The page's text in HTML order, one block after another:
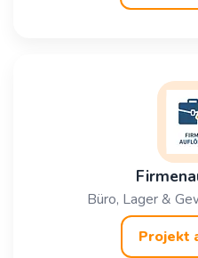
Büro, Lager &
Projekt